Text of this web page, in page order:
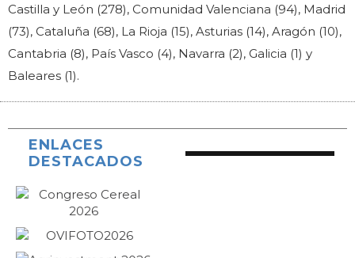
Castilla y León (278), Comunidad Valenciana (94), Madrid
(73), Cataluña (68), La Rioja (15), Asturias (14), Aragón (10),
Cantabria (8), País Vasco (4), Navarra (2), Galicia (1) y
Baleares (1).
ENLACES
DESTACADOS